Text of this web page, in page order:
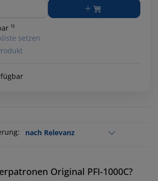
¹⁾
setzen
Original PFI-1000C?